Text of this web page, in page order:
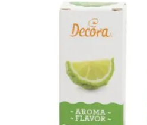
Ozdoby na tort weselny